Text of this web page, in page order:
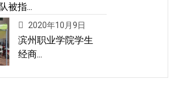
被指...
2020年10月9日
滨州职业学院学生
经商...